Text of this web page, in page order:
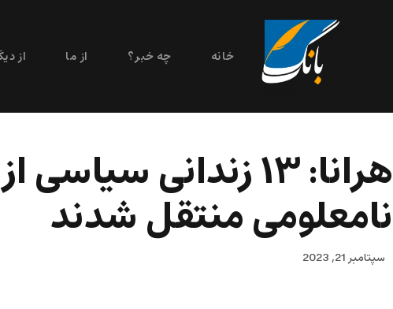
خانه چه خبر؟ از ما از
هرانا: ۱۳ زندانی
نامعلومی منتقل شدند
سپتامبر 21, 2023